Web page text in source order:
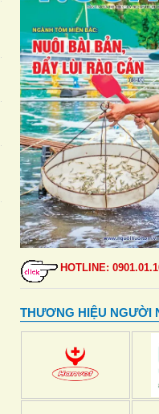
HOTLINE:
THƯƠNG HIỆU NGƯỜI